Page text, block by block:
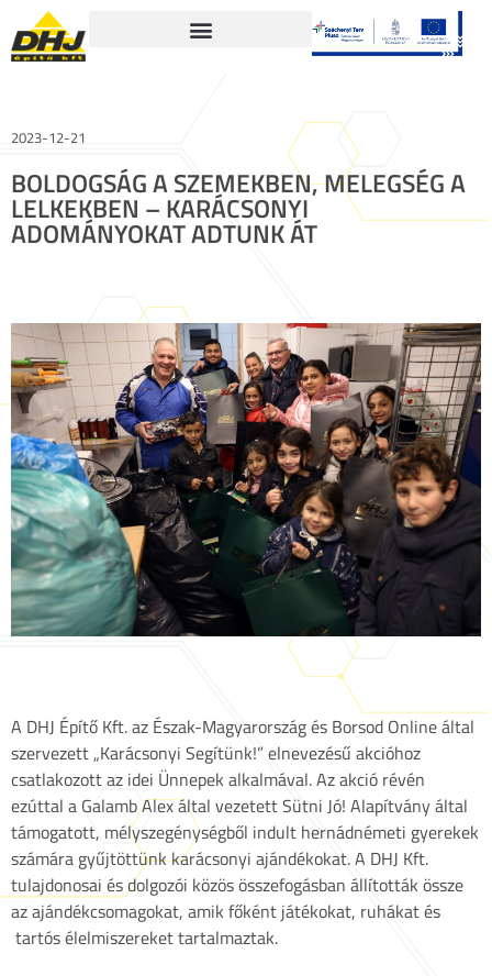
2023-12-21
BOLDOGSÁG A SZEMEKBEN, MELEGSÉG A
LELKEKBEN – KARÁCSONYI
ADOMÁNYOKAT ADTUNK ÁT
A DHJ Építő Kft. az Észak-Magyarország és Borsod Online által
szervezett „Karácsonyi Segítünk!” elnevezésű akcióhoz
csatlakozott az idei Ünnepek alkalmával. Az akció révén
ezúttal a Galamb Alex által vezetett Sütni Jó! Alapítvány által
támogatott, mélyszegénységből indult hernádnémeti gyerekek
számára gyűjtöttünk karácsonyi ajándékokat. A DHJ Kft.
tulajdonosai és dolgozói közös összefogásban állították össze
az ajándékcsomagokat, amik főként játékokat, ruhákat és
tartós élelmiszereket tartalmaztak.